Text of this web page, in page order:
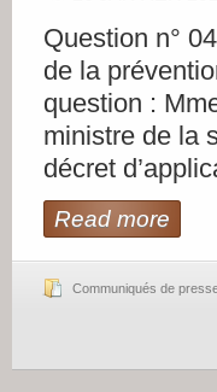
Question n°
de la
question :
ministre de la
décret
Read more
Communiqués de